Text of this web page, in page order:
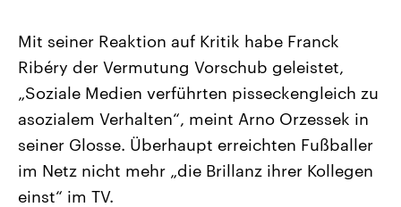
Landtagswahl Sachsen-Anhalt
2026
Alle Informationen
Sachsen-Anhalt wählt am 6.
September 2026 einen neuen
Landtag. Seit 2021 wird das
Bundesland von einer Koalition aus
Umfragen, Prognosen,
USA
Aktuelle Beiträge,
Hintergründe
Wirtschaftlich und
gehören die Vereinigten
den mächtigsten Ländern
mit großem Einfluss auf
aktuelle Weltgeschehen.
Mit seiner Reaktion auf Kritik habe Franck
Ribéry der Vermutung Vorschub geleistet,
„Soziale Medien verführten pisseckengleich zu
asozialem Verhalten“, meint Arno Orzessek in
seiner Glosse. Überhaupt erreichten Fußballer
im Netz nicht mehr „die Brillanz ihrer Kollegen
einst“ im TV.